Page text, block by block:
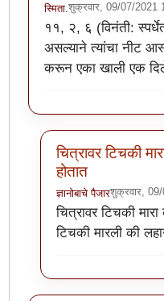
स्मिता.शुक्रवार, 09/07/2021
११, २, ६ (विनंती:
असल्याने त्यांचा नीट
करून एका खाली एक
चित्रावर टिचकी
होतात
ज्ञानोबाचे पैजारशुक्रवार,
In reply to११, २,
चित्रावर टिचकी
टिचकी मारली की